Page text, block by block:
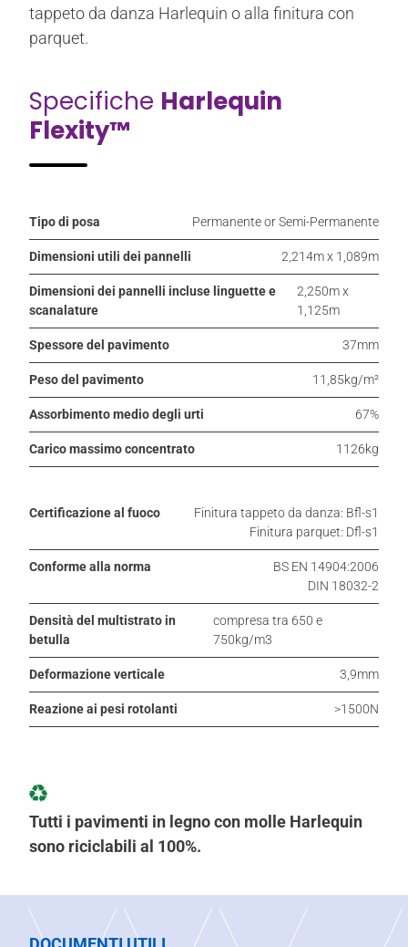
tappeto da danza Harlequin o alla finitura con
parquet.
Specifiche Harlequin
Flexity™
Tipo di posa Permanente or Semi-Permanente
Dimensioni utili dei pannelli 2,214m x 1,089m
Dimensioni dei pannelli incluse linguette e
scanalature
2,250m x
1,125m
Spessore del pavimento 37mm
Peso del pavimento 11,85kg/m²
Assorbimento medio degli urti 67%
Carico massimo concentrato 1126kg
Certificazione al fuoco
Finitura tappeto da danza: Bfl-s1
Finitura parquet: Dfl-s1
Conforme alla norma
BS EN 14904:2006
DIN 18032-2
Densità del multistrato in
betulla
compresa tra 650 e
750kg/m3
Deformazione verticale 3,9mm
Reazione ai pesi rotolanti >1500N
Tutti i pavimenti in legno con molle Harlequin
sono riciclabili al 100%.